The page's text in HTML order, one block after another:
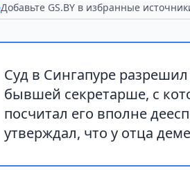
Добавьте GS.BY в избранные
Суд в Сингапуре
бывшей секретарше, с
посчитал его вполне
утверждал, что у отца